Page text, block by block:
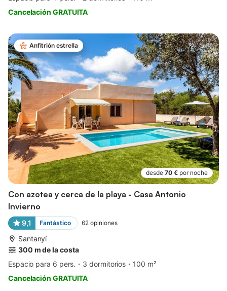
Cancelación GRATUITA
Anfitrión estrella
desde 70 € por noche
Con azotea y cerca de la playa - Casa Antonio
Invierno
9,1 Fantástico 62 opiniones
Santanyí
300 m de la costa
Espacio para 6 pers.
3 dormitorios
100 m²
Cancelación GRATUITA